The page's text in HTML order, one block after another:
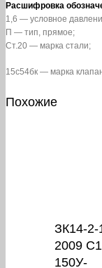
Расшифровка
1,6 — условное
П — тип, прямое;
Ст.20 — марка стали;
15с54бк — марка
Похожие
ЗК14-2-
2009
150У-